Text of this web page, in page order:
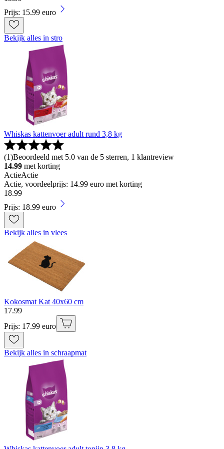
Prijs: 15.99 euro
Bekijk alles in stro
Whiskas kattenvoer adult rund 3,8 kg
(1)Beoordeeld met 5.0 van de 5 sterren, 1 klantreview
14.99 met korting
ActieActie
Actie, voordeelprijs: 14.99 euro met korting
18.99
Prijs: 18.99 euro
Bekijk alles in vlees
Kokosmat Kat 40x60 cm
17.99
Prijs: 17.99 euro
Bekijk alles in schraapmat